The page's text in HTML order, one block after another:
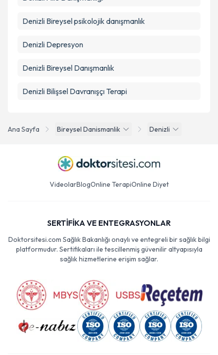
Ana Sayfa Bireysel Danismanlik Denizli
Denizli Bireysel psikolojik danışmanlık
Denizli Depresyon
Denizli Bireysel Danışmanlık
Denizli Bilişsel Davranışçı Terapi
VideolarBlogOnline TerapiOnline Diyet
SERTİFİKA VE ENTEGRASYONLAR
Doktorsitesi.com Sağlık Bakanlığı onaylı ve entegreli bir sağlık bilgi
platformudur. Sertifikaları ile tescillenmiş güvenilir altyapısıyla
sağlık hizmetlerine erişim sağlar.